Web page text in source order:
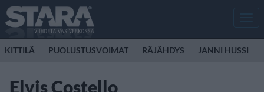
KITTILÄ PUOLUSTUSVOIMAT RÄJÄHDYS JANNI HUSSI
Elvis Costello